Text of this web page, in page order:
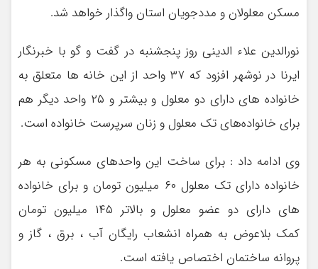
مسکن معلولان و مددجویان استان واگذار خواهد شد.
نورالدین علاء الدینی روز پنجشنبه در گفت و گو با خبرنگار
ایرنا در نوشهر افزود که ۳۷ واحد از این خانه ها متعلق به
خانواده های دارای دو معلول و بیشتر و ۲۵ واحد دیگر هم
برای خانواده‌های تک معلول و زنان سرپرست خانواده است.
وی ادامه داد : برای ساخت این واحدهای مسکونی به هر
خانواده دارای تک معلول ۶۰ میلیون تومان و برای خانواده
های دارای دو عضو معلول و بالاتر ۱۴۵ میلیون تومان
کمک بلاعوض به همراه انشعاب رایگان آب ، برق ، گاز و
پروانه ساختمان اختصاص یافته است.